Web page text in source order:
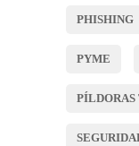
PHISHING
PYME
PÍLDORAS